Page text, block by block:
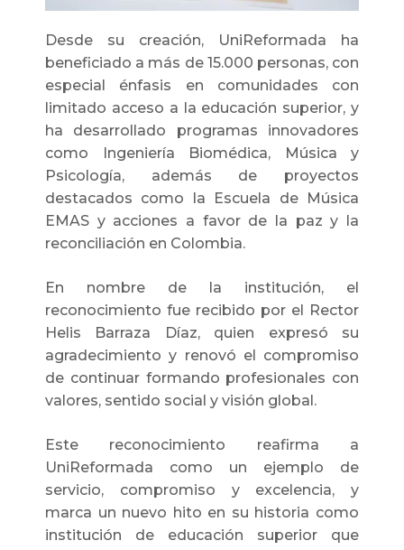
Desde su creación, UniReformada ha
beneficiado a más de 15.000 personas, con
especial énfasis en comunidades con
limitado acceso a la educación superior, y
ha desarrollado programas innovadores
como Ingeniería Biomédica, Música y
Psicología, además de proyectos
destacados como la Escuela de Música
EMAS y acciones a favor de la paz y la
reconciliación en Colombia.
En nombre de la institución, el
reconocimiento fue recibido por el Rector
Helis Barraza Díaz, quien expresó su
agradecimiento y renovó el compromiso
de continuar formando profesionales con
valores, sentido social y visión global.
Este reconocimiento reafirma a
UniReformada como un ejemplo de
servicio, compromiso y excelencia, y
marca un nuevo hito en su historia como
institución de educación superior que